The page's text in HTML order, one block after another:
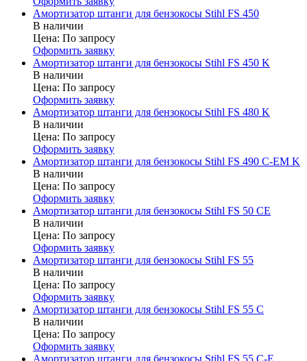
Амортизатор штанги для бензокосы Stihl FS 450
В наличии
Цена: По запросу
Оформить заявку
Амортизатор штанги для бензокосы Stihl FS 450 K
В наличии
Цена: По запросу
Оформить заявку
Амортизатор штанги для бензокосы Stihl FS 480 K
В наличии
Цена: По запросу
Оформить заявку
Амортизатор штанги для бензокосы Stihl FS 490 C-EM K
В наличии
Цена: По запросу
Оформить заявку
Амортизатор штанги для бензокосы Stihl FS 50 CE
В наличии
Цена: По запросу
Оформить заявку
Амортизатор штанги для бензокосы Stihl FS 55
В наличии
Цена: По запросу
Оформить заявку
Амортизатор штанги для бензокосы Stihl FS 55 C
В наличии
Цена: По запросу
Оформить заявку
Амортизатор штанги для бензокосы Stihl FS 55 C-E